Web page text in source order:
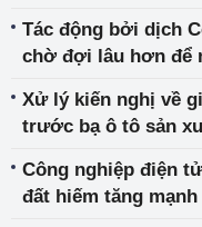
Tác động bởi dịch
chờ đợi lâu hơn để
Xử lý kiến nghị về
trước bạ ô tô sản
Công nghiệp điện
đất hiếm tăng mạnh